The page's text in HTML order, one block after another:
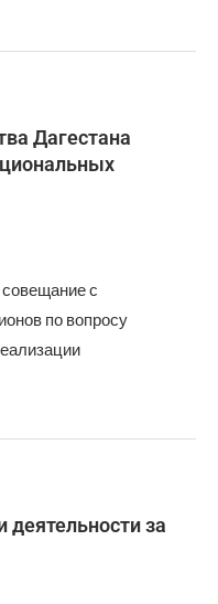
Дагестана
с
по вопросу
деятельности за